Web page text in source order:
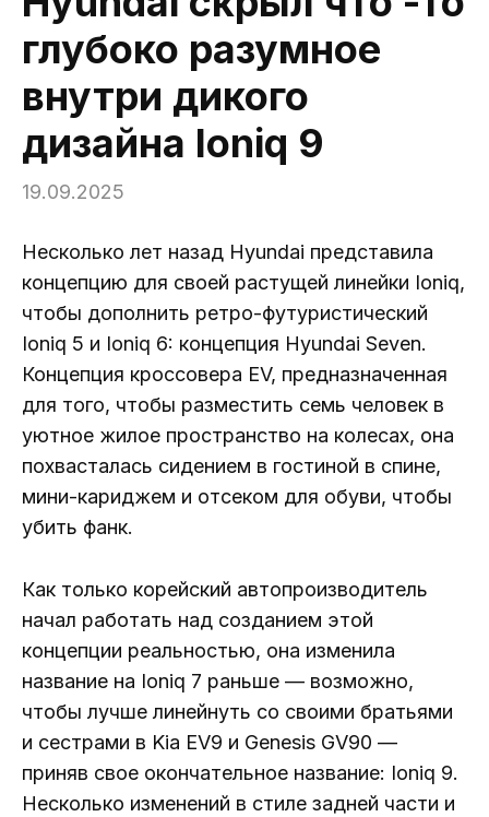
глубоко разумное
внутри дикого
дизайна Ioniq 9
19.09.2025
Несколько лет назад Hyundai представила
концепцию для своей растущей линейки Ioniq,
чтобы дополнить ретро-футуристический
Ioniq 5 и Ioniq 6: концепция Hyundai Seven.
Концепция кроссовера EV, предназначенная
для того, чтобы разместить семь человек в
уютное жилое пространство на колесах, она
похвасталась сидением в гостиной в спине,
мини-кариджем и отсеком для обуви, чтобы
убить фанк.
Как только корейский автопроизводитель
начал работать над созданием этой
концепции реальностью, она изменила
название на Ioniq 7 раньше — возможно,
чтобы лучше линейнуть со своими братьями
и сестрами в Kia EV9 и Genesis GV90 —
приняв свое окончательное название: Ioniq 9.
Несколько изменений в стиле задней части и